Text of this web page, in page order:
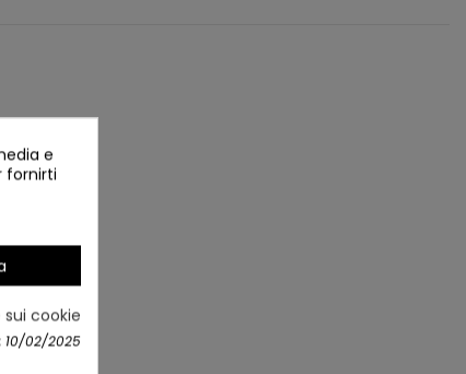
e
fornirti
cookie
10/02/2025